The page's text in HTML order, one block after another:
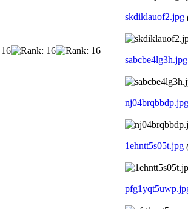
skdiklauof2.jpg
sabcbe4lg3h.jpg
nj04brqbbdp.jpg
1ehntt5s05t.jpg